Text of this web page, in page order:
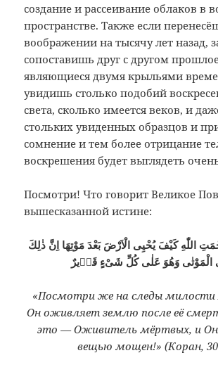
создание и рассеивание облаков в
пространстве. Также если
воображении на тысячу лет назад,
сопоставишь друг с другом
являющиеся двумя крыльями
увидишь столько подобий
света, сколько имеется веков, и
стольких увиденных образцов и
сомнение и тем более отрицание
воскрешения будет выглядеть
Посмотри! Что говорит Великое
вышесказанной истине:
الْمَوْتٰى وَهُوَ عَلٰى كُلِّ شَىْءٍ قَدٖيرٌ
«Посмотри же на следы милости
Он оживляет землю после её
это — Оживитель мёртвых, и Он
вещью мощен!» (Коран,